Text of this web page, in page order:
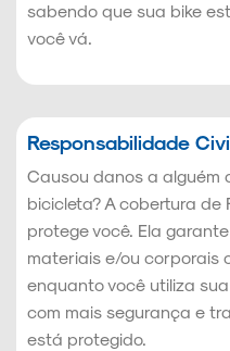
sabendo que sua bike
você vá.
Responsabilidade
Causou danos a alguém
bicicleta? A cobertura de
protege você. Ela
materiais e/ou corporais
enquanto você utiliza
com mais segurança e
está protegido.